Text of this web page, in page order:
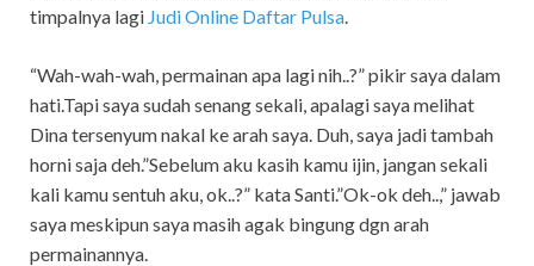
timpalnya lagi Judi Online Daftar Pulsa
“Wah-wah-wah, permainan apa lagi nih..?” pikir saya dalam
hati.Tapi saya sudah senang sekali, apalagi saya melihat
Dina tersenyum nakal ke arah saya. Duh, saya jadi tambah
horni saja deh.”Sebelum aku kasih kamu ijin, jangan sekali
kali kamu sentuh aku, ok..?” kata Santi.”Ok-ok deh..,” jawab
saya meskipun saya masih agak bingung dgn arah
permainannya.